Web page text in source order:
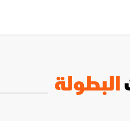
البطولة